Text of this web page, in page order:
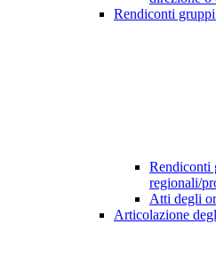
Rendiconti
Rendiconti
regionali/
Atti degli
Articolazione